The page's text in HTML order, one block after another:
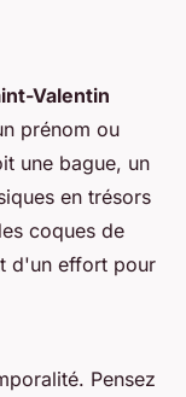
Valentin
prénom ou
une bague, un
en trésors
coques de
d'un effort pour
Pensez